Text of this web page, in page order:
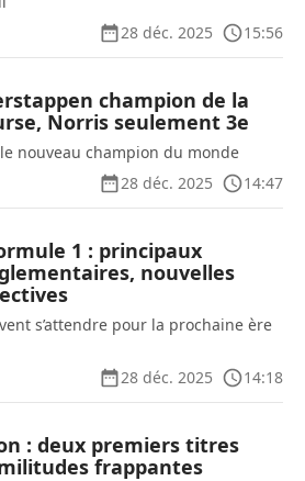
28 déc. 2025
15:56
champion de la
Norris seulement 3e
nouveau champion du monde
28 déc. 2025
14:47
1 : principaux
nouvelles
s’attendre pour la prochaine ère
28 déc. 2025
14:18
: deux premiers titres
frappantes